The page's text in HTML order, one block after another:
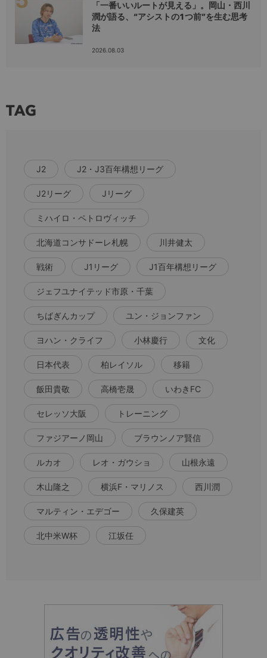
「一番いいルートが見える」。岡山・西川
潤が語る、“アシストの1つ前”を生む思考
法
2026.08.03
TAG
J2 J2・J3百年構想リーグ
J2リーグ Jリーグ
ミハイロ・ペトロヴィッチ
北海道コンサドーレ札幌 川井健太
戦術 J1リーグ J1百年構想リーグ
ジェフユナイテッド市原・千葉
ちばぎんカップ ユン・ジョンファン
ヨハン・クライフ 小林慶行 文化
日本代表 柏レイソル 移籍
飯田貴敬 高橋壱晟 いわきFC
セレッソ大阪 トレーニング
ファジアーノ岡山 ブラウンノア賢信
ルカオ レオ・ガウショ 山根永遠
木山隆之 横浜F・マリノス 西川潤
マルティン・エデゴー 久保建英
北中米W杯 江坂任